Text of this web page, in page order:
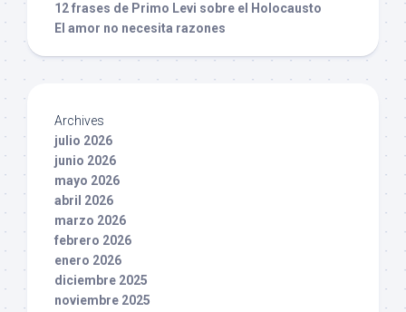
12 frases de Primo Levi sobre el Holocausto
El amor no necesita razones
Archives
julio 2026
junio 2026
mayo 2026
abril 2026
marzo 2026
febrero 2026
enero 2026
diciembre 2025
noviembre 2025